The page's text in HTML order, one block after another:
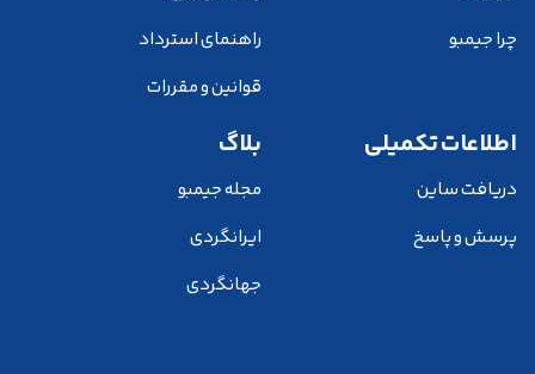
چرا جیمبو
راهنمای استرداد
قوانین و مقررات
اطلاعات تکمیلی
دریافت ساین
پرسش و پاسخ
بلاگ
مجله جیمبو
ایرانگردی
جهانگردی